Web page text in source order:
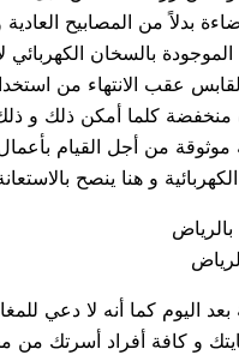
بدلاً من المصابيح العادية
بالسخان الكهربائي
عقب الانتهاء من
كلما أمكن ذلك و ذلك
موثوقة من أجل القيام
و هنا ينصح
بعد اليوم كما أنه لا
و كافة أفراد أسرتك من